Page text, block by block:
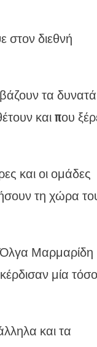
στον διεθνή
τα δυνατά
και που
και οι ομάδες
τη χώρα
Όλγα
μία
και τα